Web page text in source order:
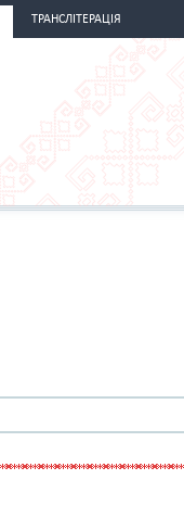
ТРАНСЛІТЕРАЦІЯ